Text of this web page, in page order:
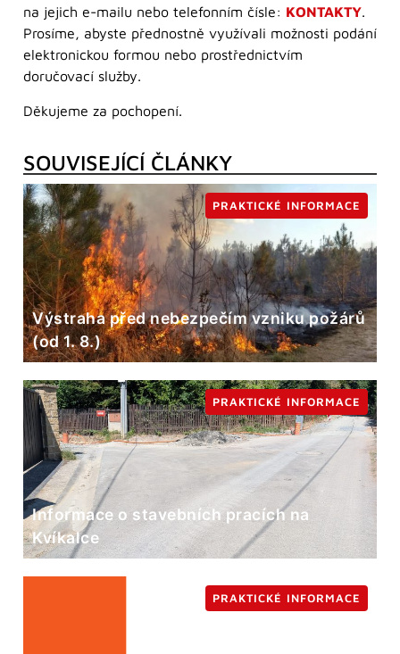
na jejich e-mailu nebo telefonním čísle: KONTAKTY.
Prosíme, abyste přednostně využívali možnosti podání
elektronickou formou nebo prostřednictvím
doručovací služby.
Děkujeme za pochopení.
SOUVISEJÍCÍ ČLÁNKY
Výstraha před nebezpečím vzniku požárů
(od 1. 8.)
PRAKTICKÉ INFORMACE
Informace o stavebních pracích na
Kvíkalce
PRAKTICKÉ INFORMACE
PRAKTICKÉ INFORMACE